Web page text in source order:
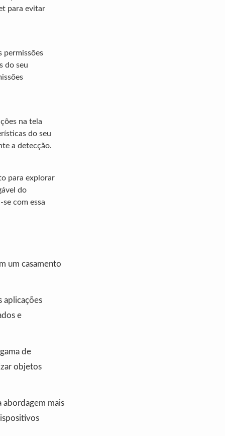
para evitar
permissões
do seu
na tela
do seu
a detecção.
para explorar
do
com essa
um casamento
aplicações
e
de
objetos
abordagem mais